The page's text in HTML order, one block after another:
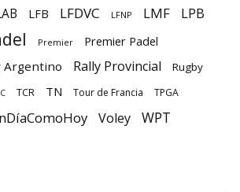
LFB LFDVC LFNP LMF LPB
Premier Premier Padel
Argentino Rally Provincial Rugby
TCR TN Tour de Francia TPGA
Voley WPT